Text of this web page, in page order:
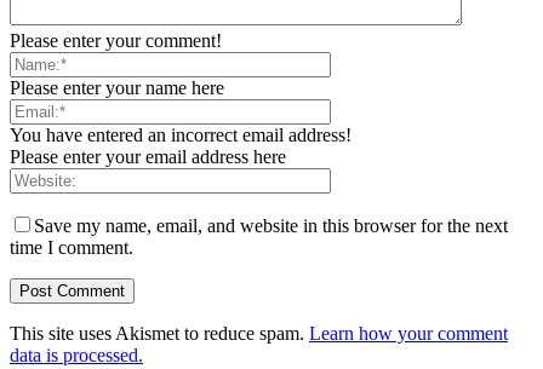
Please enter your comment!
Please enter your name here
You have entered an incorrect email address!
Please enter your email address here
Save my name, email, and website in this browser for the next
time I comment.
This site uses Akismet to reduce spam. Learn how your comment
data is processed.